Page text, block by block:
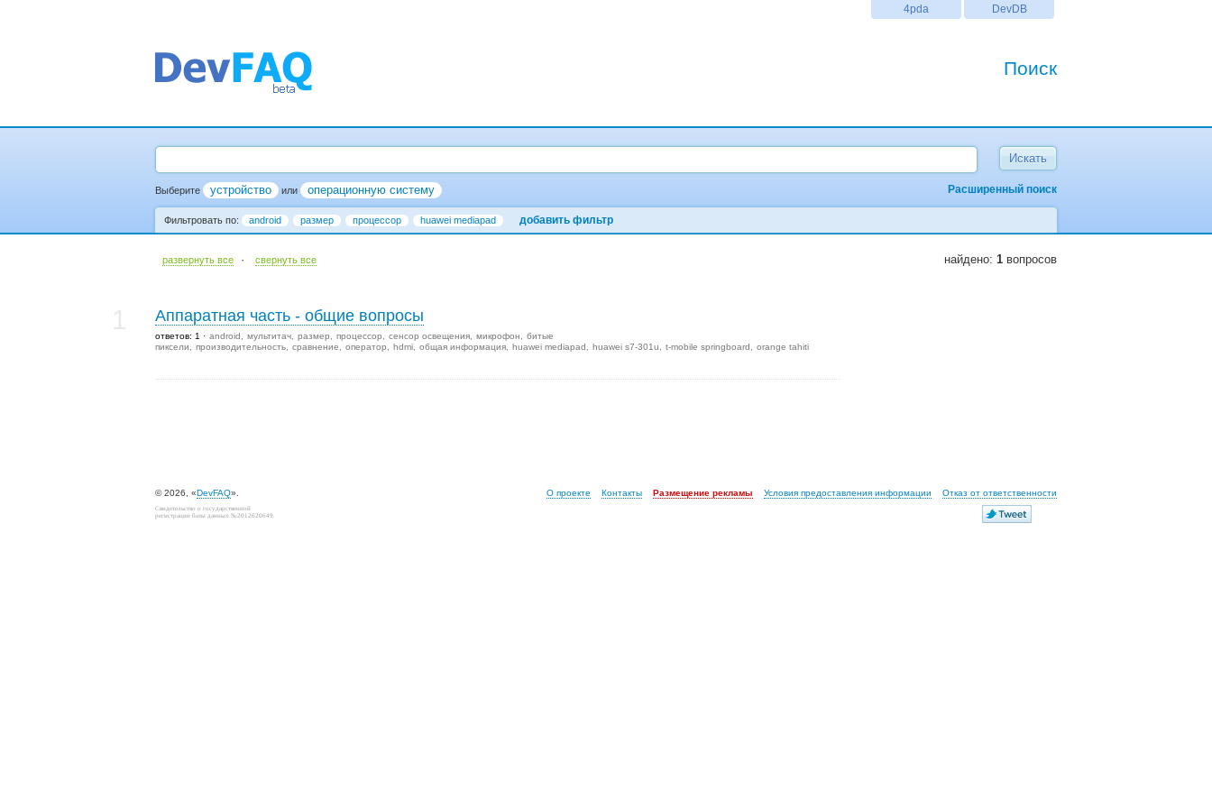
DevDB
4pda
Поиск
Выберите устройство Расширенный поиск
или операционную систему
Фильтровать по: android размер процессор huawei mediapad добавить фильтр
развернуть все · cвернуть все найдено: 1 вопросов
Аппаратная часть - общие вопросы
ответов: 1 android мультитач размер процессор сенсор освещения микрофон
битые
пиксели
производительность сравнение оператор hdmi общая информация huawei mediapad huawei s7-301u t-mobile springboard orange tahiti
© 2026, «DevFAQ». О проекте Контакты Размещение рекламы Условия предоставления информации Отказ от ответственности
Свидетельство о государственной
регистрации базы данных №2012620649.